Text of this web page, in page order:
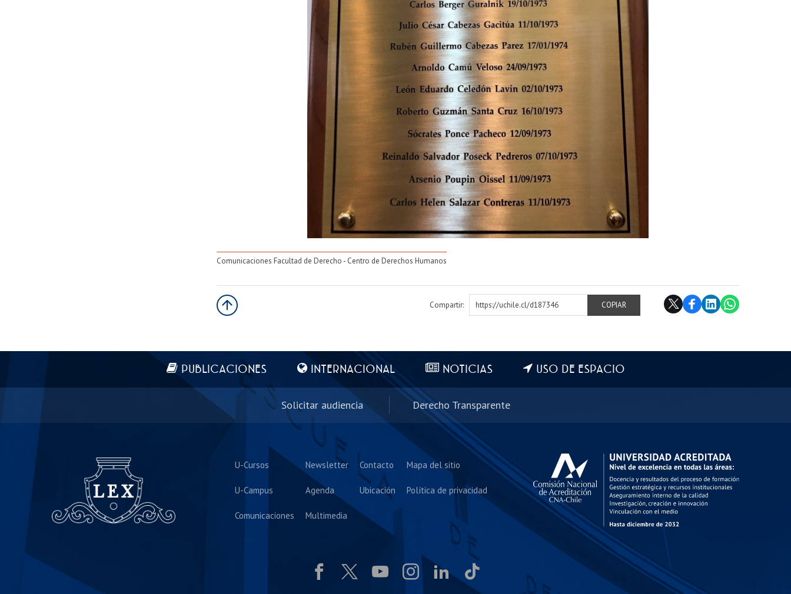
Comunicaciones Facultad de Derecho - Centro de Derechos Humanos
Compartir:
https://uchile.cl/d187346
COPIAR
PUBLICACIONES INTERNACIONAL NOTICIAS USO DE ESPACIO
Solicitar audiencia Derecho Transparente
U-Cursos
U-Campus
Comunicaciones
Newsletter
Agenda
Multimedia
Contacto
Ubicación
Mapa del sitio
Política de privacidad